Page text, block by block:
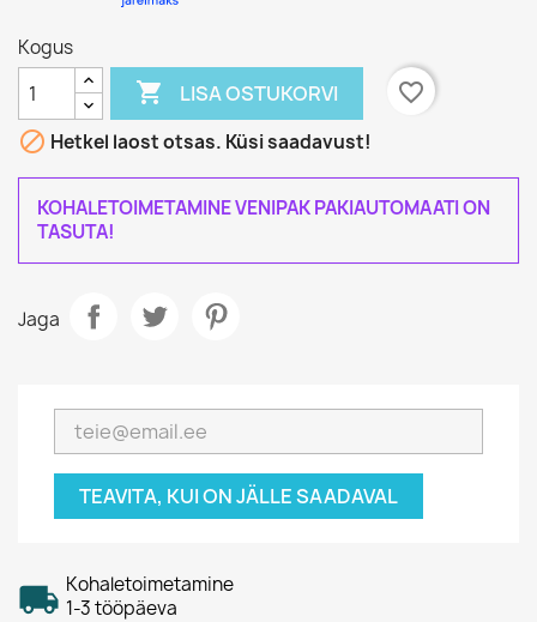
Kogus
 LISA OSTUKORVI
favorite_border
 Hetkel laost otsas. Küsi saadavust!
KOHALETOIMETAMINE VENIPAK PAKIAUTOMAATI ON
TASUTA!
Jaga
TEAVITA, KUI ON JÄLLE SAADAVAL
Kohaletoimetamine
1-3 tööpäeva